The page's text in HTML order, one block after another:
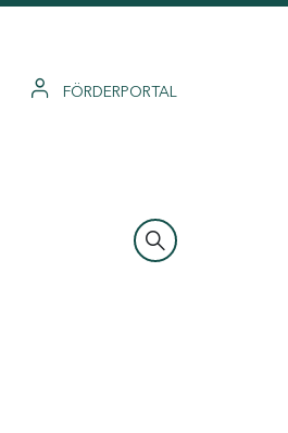
FÖRDERPORTAL